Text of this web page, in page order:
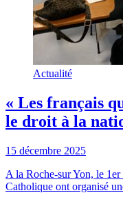
Actualité
« Les français
le droit à la
15 décembre 2025
A la Roche-sur Yon, le
Catholique ont organisé